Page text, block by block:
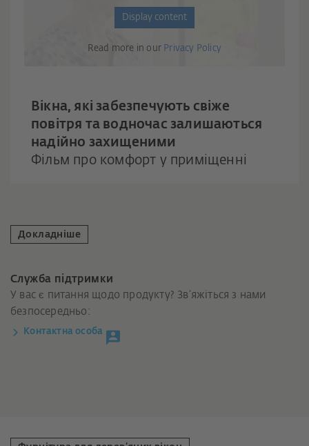
Display content
Read more in our Privacy Policy
Вікна, які забезпечують свіже
повітря та водночас залишаються
надійно захищеними
Фільм про комфорт у приміщенні
Докладніше
Служба підтримки
У вас є питання щодо продукту? Зв’яжіться з нами
безпосередньо:
Контактна особа